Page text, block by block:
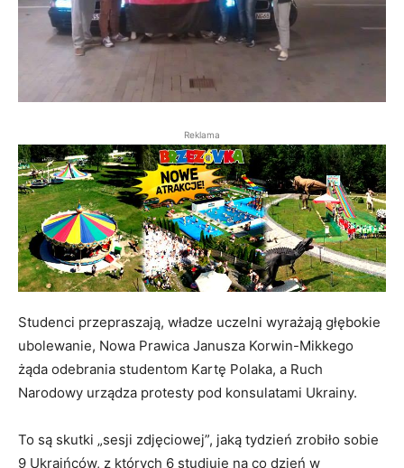
Reklama
Studenci przepraszają, władze uczelni wyrażają głębokie
ubolewanie, Nowa Prawica Janusza Korwin-Mikkego
żąda odebrania studentom Kartę Polaka, a Ruch
Narodowy urządza protesty pod konsulatami Ukrainy.
To są skutki „sesji zdjęciowej”, jaką tydzień zrobiło sobie
9 Ukraińców, z których 6 studiuje na co dzień w